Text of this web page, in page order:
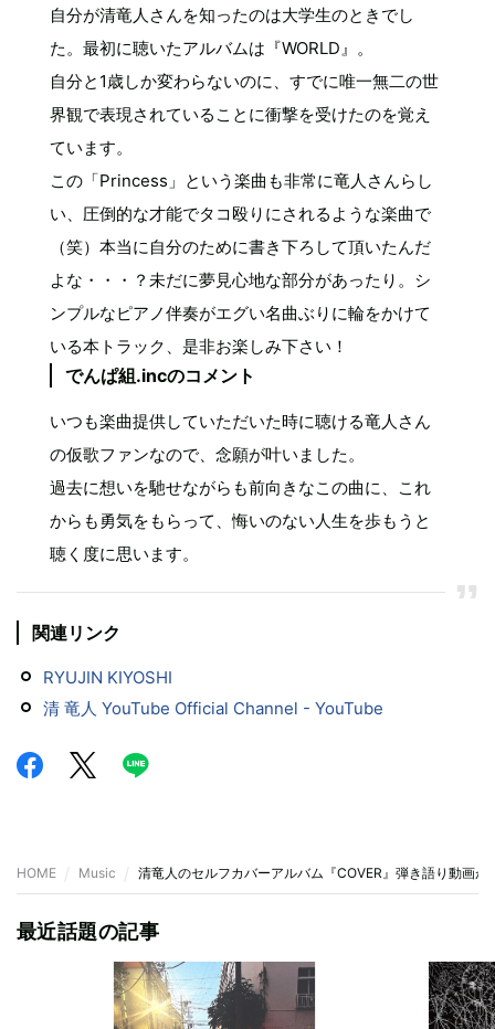
自分が清竜人さんを知ったのは大学生のときでし
た。最初に聴いたアルバムは『WORLD』。
自分と1歳しか変わらないのに、すでに唯一無二の世
界観で表現されていることに衝撃を受けたのを覚え
ています。
この「Princess」という楽曲も非常に竜人さんらし
い、圧倒的な才能でタコ殴りにされるような楽曲で
（笑）本当に自分のために書き下ろして頂いたんだ
よな・・・？未だに夢見心地な部分があったり。シ
ンプルなピアノ伴奏がエグい名曲ぶりに輪をかけて
いる本トラック、是非お楽しみ下さい！
でんぱ組.incのコメント
いつも楽曲提供していただいた時に聴ける竜人さん
の仮歌ファンなので、念願が叶いました。
過去に想いを馳せながらも前向きなこの曲に、これ
からも勇気をもらって、悔いのない人生を歩もうと
聴く度に思います。
関連リンク
RYUJIN KIYOSHI
清 竜人 YouTube Official Channel - YouTube
HOME Music 清竜人のセルフカバーアルバム『COVER』弾き語り動画が
最近話題の記事